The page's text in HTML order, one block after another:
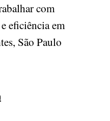
com
eficiência em
São Paulo